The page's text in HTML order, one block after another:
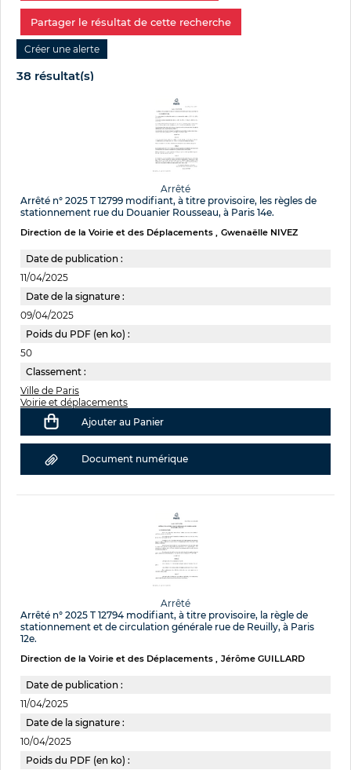
Partager le résultat de cette recherche
38 résultat(s)
Arrêté
Arrêté n° 2025 T 12799 modifiant, à titre provisoire, les règles de
stationnement rue du Douanier Rousseau, à Paris 14e.
Direction de la Voirie et des Déplacements Gwenaëlle NIVEZ
Date de publication :
11/04/2025
Date de la signature :
09/04/2025
Poids du PDF (en ko) :
50
Classement :
Ville de Paris
Voirie et déplacements
Ajouter au Panier
Document numérique
Arrêté
Arrêté n° 2025 T 12794 modifiant, à titre provisoire, la règle de
stationnement et de circulation générale rue de Reuilly, à Paris
12e.
Direction de la Voirie et des Déplacements Jérôme GUILLARD
Date de publication :
11/04/2025
Date de la signature :
10/04/2025
Poids du PDF (en ko) :